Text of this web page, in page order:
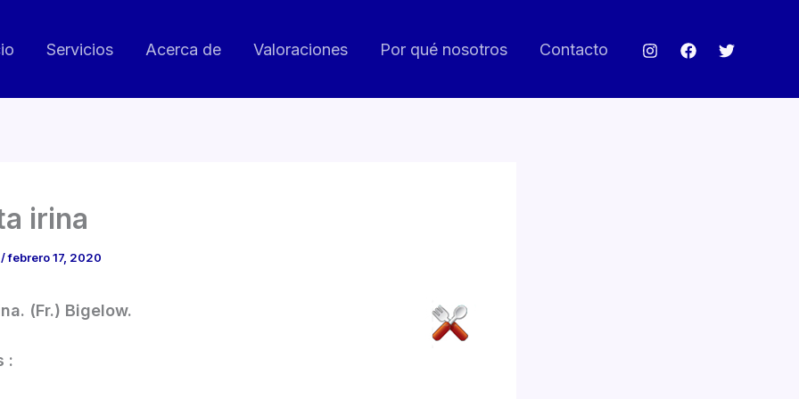
Servicios Acerca de Valoraciones Por qué nosotros Contacto
irina
/febrero 17, 2020
(Fr.) Bigelow.
: